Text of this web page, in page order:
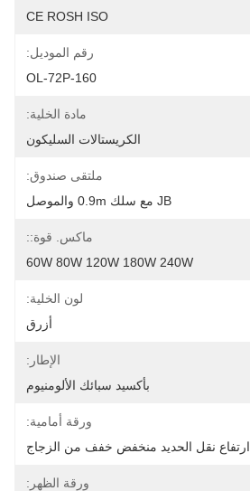
CE ROSH ISO
رقم الموديل:
OL-72P-160
مادة الخلية:
الكريستالات السليكون
ملتقى صندوق:
JB مع سلك 0.9m والموصل
ماكس. قوة::
60W 80W 120W 180W 240W
لون الخلية:
أزرق
الإطار:
بأكسيد سبائك الألومنيوم
ورقة أمامية:
ارتفاع نقل الحديد منخفض خفف من الزجاج
ورقة الظهر: